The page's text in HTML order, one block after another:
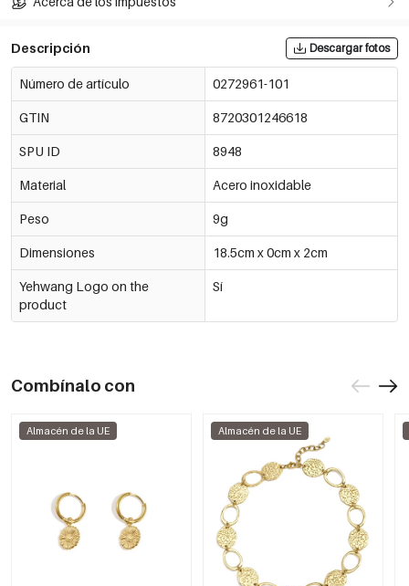
Descripción Descargar fotos
Número de artículo 0272961-101
GTIN 8720301246618
SPU ID 8948
Material Acero inoxidable
Peso 9g
Dimensiones 18.5cm x 0cm x 2cm
Yehwang Logo on the
product
Sí
Combínalo con
Almacén de la UE Almacén de la UE